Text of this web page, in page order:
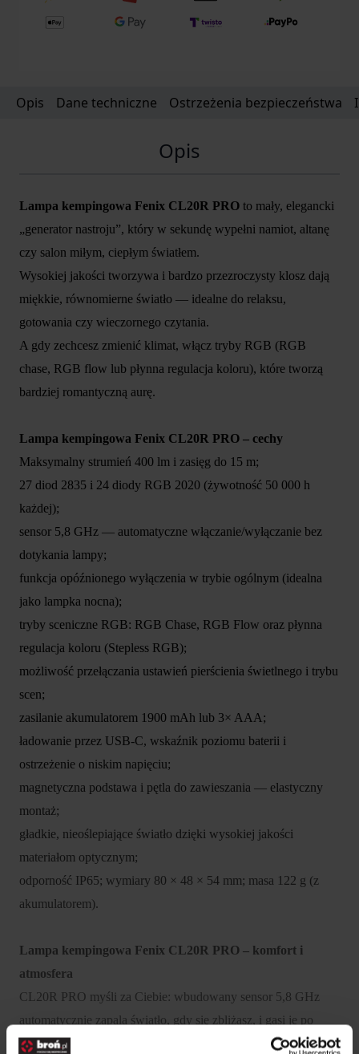
Opis Dane techniczne Ostrzeżenia bezpieczeństwa
Opis
Lampa kempingowa Fenix CL20R PRO to mały, elegancki
„generator nastroju”, który w sekundę wypełni namiot, altanę
czy salon miłym, ciepłym światłem.
Wysokiej jakości tworzywa i bardzo przezroczysty klosz dają
miękkie, równomierne światło — idealne do relaksu,
gotowania czy wieczornego czytania.
A gdy zechcesz zmienić klimat, włącz tryby RGB (RGB
chase, RGB flow lub płynna regulacja koloru), które tworzą
bardziej romantyczną aurę.
Lampa kempingowa Fenix CL20R PRO – cechy
Maksymalny strumień 400 lm i zasięg do 15 m;
27 diod 2835 i 24 diody RGB 2020 (żywotność 50 000 h
każdej);
sensor 5,8 GHz — automatyczne włączanie/wyłączanie bez
dotykania lampy;
funkcja opóźnionego wyłączenia w trybie ogólnym (idealna
jako lampka nocna);
tryby sceniczne RGB: RGB Chase, RGB Flow oraz płynna
regulacja koloru (Stepless RGB);
możliwość przełączania ustawień pierścienia świetlnego i trybu
scen;
zasilanie akumulatorem 1900 mAh lub 3× AAA;
ładowanie przez USB-C, wskaźnik poziomu baterii i
ostrzeżenie o niskim napięciu;
magnetyczna podstawa i pętla do zawieszania — elastyczny
montaż;
gładkie, nieoślepiające światło dzięki wysokiej jakości
materiałom optycznym;
odporność IP65; wymiary 80 × 48 × 54 mm; masa 122 g (z
akumulatorem).
Lampa kempingowa Fenix CL20R PRO – komfort i
atmosfera
CL20R PRO myśli za Ciebie: wbudowany sensor 5,8 GHz
automatycznie zapala światło, gdy się zbliżasz, i gasi je po
odejściu — to realna oszczędność energii i wygoda w